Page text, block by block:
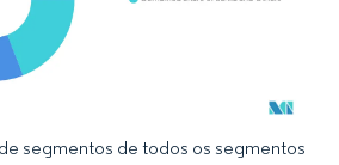
O reuso requer atribuição conforme CC BY 4.0.
segmentos de todos os segmentos